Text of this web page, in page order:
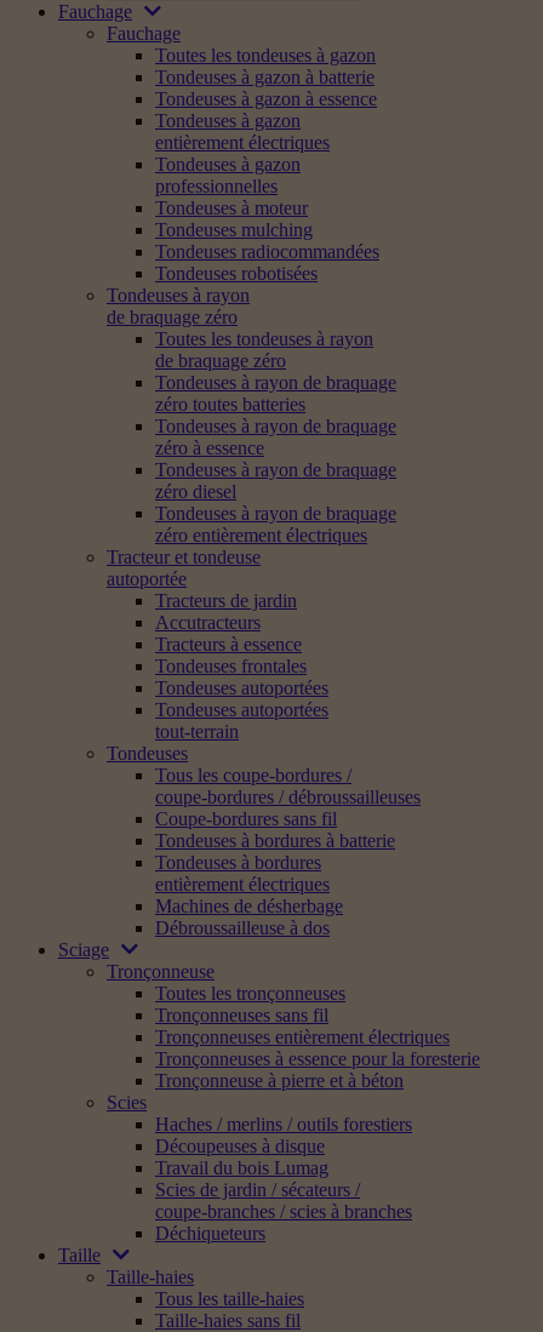
Fauchage
Fauchage
Toutes les tondeuses à gazon
Tondeuses à gazon à batterie
Tondeuses à gazon à essence
Tondeuses à gazon
entièrement électriques
Tondeuses à gazon
professionnelles
Tondeuses à moteur
Tondeuses mulching
Tondeuses radiocommandées
Tondeuses robotisées
Tondeuses à rayon
de braquage zéro
Toutes les tondeuses à rayon
de braquage zéro
Tondeuses à rayon de braquage
zéro toutes batteries
Tondeuses à rayon de braquage
zéro à essence
Tondeuses à rayon de braquage
zéro diesel
Tondeuses à rayon de braquage
zéro entièrement électriques
Tracteur et tondeuse
autoportée
Tracteurs de jardin
Accutracteurs
Tracteurs à essence
Tondeuses frontales
Tondeuses autoportées
Tondeuses autoportées
tout-terrain
Tondeuses
Tous les coupe-bordures /
coupe-bordures / débroussailleuses
Coupe-bordures sans fil
Tondeuses à bordures à batterie
Tondeuses à bordures
entièrement électriques
Machines de désherbage
Débroussailleuse à dos
Sciage
Tronçonneuse
Toutes les tronçonneuses
Tronçonneuses sans fil
Tronçonneuses entièrement électriques
Tronçonneuses à essence pour la foresterie
Tronçonneuse à pierre et à béton
Scies
Haches / merlins / outils forestiers
Découpeuses à disque
Travail du bois Lumag
Scies de jardin / sécateurs /
coupe-branches / scies à branches
Déchiqueteurs
Taille
Taille-haies
Tous les taille-haies
Taille-haies sans fil